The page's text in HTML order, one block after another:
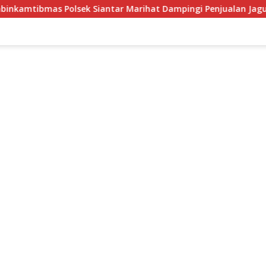
Marihat Dampingi Penjualan Jagung Petani Binaan ke